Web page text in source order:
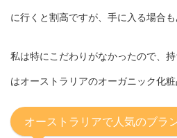
に行くと割高ですが、手に入る場合も
私は特にこだわりがなかったので、
はオーストラリアのオーガニック化粧
オーストラリアで人気のブラ